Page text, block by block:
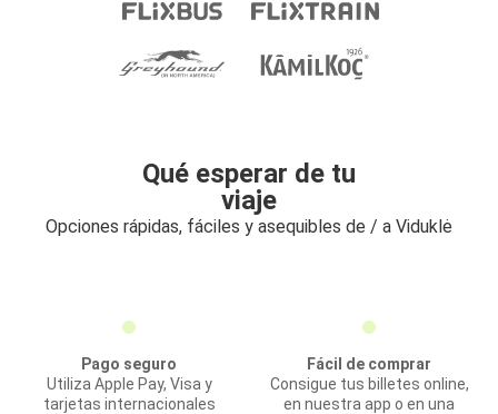
Qué esperar de tu
viaje
Opciones rápidas, fáciles y asequibles de / a Viduklė
Pago seguro
Utiliza Apple Pay, Visa y
tarjetas internacionales
Fácil de comprar
Consigue tus billetes online,
en nuestra app o en una